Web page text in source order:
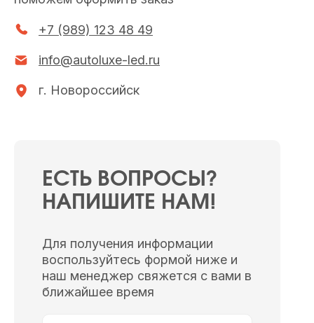
ЕСТЬ ВОПРОСЫ?
НАПИШИТЕ НАМ!
Для получения информации
воспользуйтесь формой ниже и
наш менеджер свяжется с вами в
ближайшее время
+7 (989) 123 48 49
info@autoluxe-led.ru
г. Новороссийск